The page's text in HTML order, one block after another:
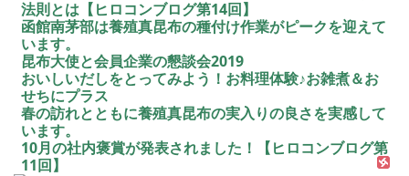
法則とは【ヒロコンブログ第14回】
函館南茅部は養殖真昆布の種付け作業がピークを迎えて
います。
昆布大使と会員企業の懇談会2019
おいしいだしをとってみよう！お料理体験♪お雑煮＆お
せちにプラス
春の訪れとともに養殖真昆布の実入りの良さを実感して
います。
10月の社内褒賞が発表されました！【ヒロコンブログ第
11回】